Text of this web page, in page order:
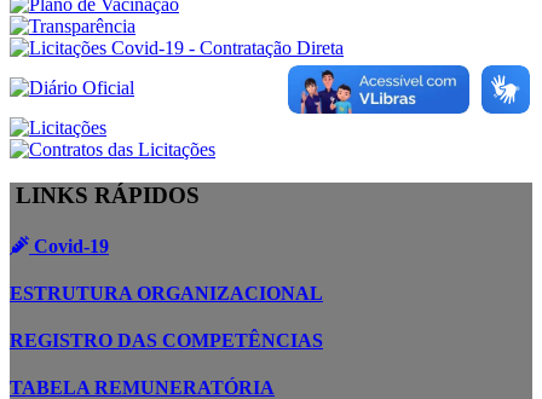
LINKS RÁPIDOS
Covid-19
ESTRUTURA ORGANIZACIONAL
REGISTRO DAS COMPETÊNCIAS
TABELA REMUNERATÓRIA